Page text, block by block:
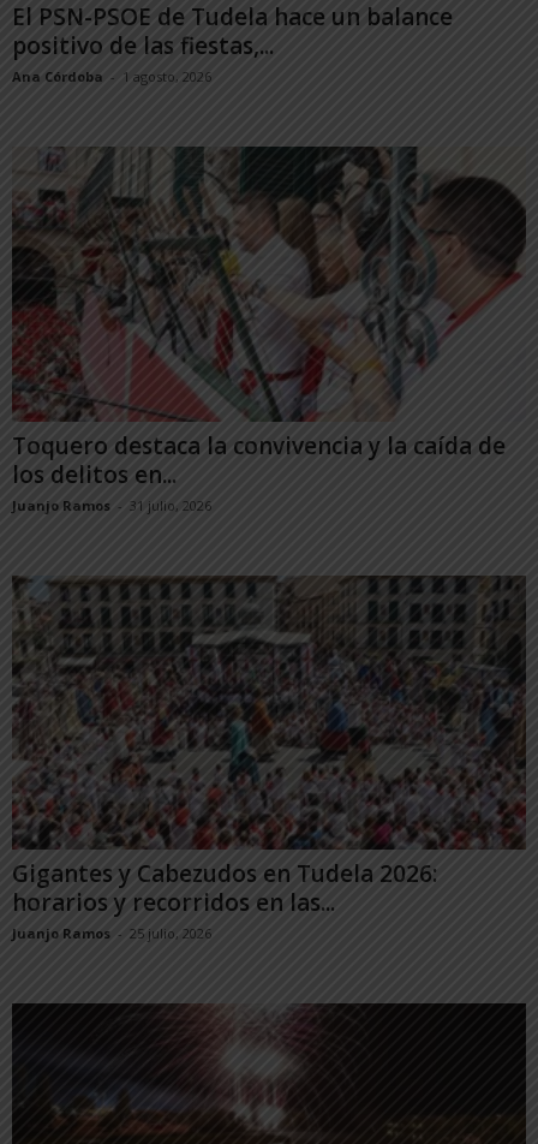
El PSN-PSOE de Tudela hace un balance
positivo de las fiestas,...
Ana Córdoba - 1 agosto, 2026
Toquero destaca la convivencia y la caída de
los delitos en...
Juanjo Ramos - 31 julio, 2026
Gigantes y Cabezudos en Tudela 2026:
horarios y recorridos en las...
Juanjo Ramos - 25 julio, 2026